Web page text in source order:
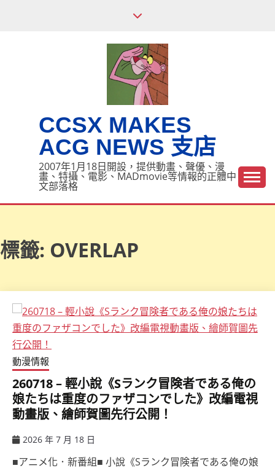
CCSX MAKES
ACG NEWS 支店
2007年1月18日開設，提供動畫、聲優、漫
畫、特攝、電影、MADmovie等情報的正體中
文部落格
標籤: OVERLAP
動漫情報
260718 – 輕小說《Sランク冒険者である俺の
娘たちは重度のファザコンでした》改編電視
動畫版、繪師賀圖先行公開！
2026 年 7 月 18 日
■アニメ化．新番組■ 小說《Sランク冒険者である俺の娘